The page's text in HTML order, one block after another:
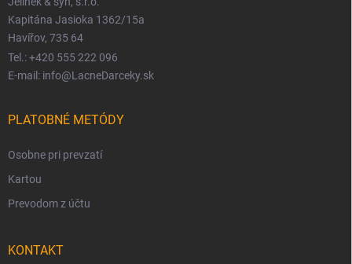
Kapitána Jasioka 1362/15a
Havířov, 735 64
Tel.: +420 555 222 096
E-mail: info@LacneDarceky.sk
PLATOBNÉ METÓDY
Osobne pri prevzatí
Kartou
Prevodom z účtu
KONTAKT